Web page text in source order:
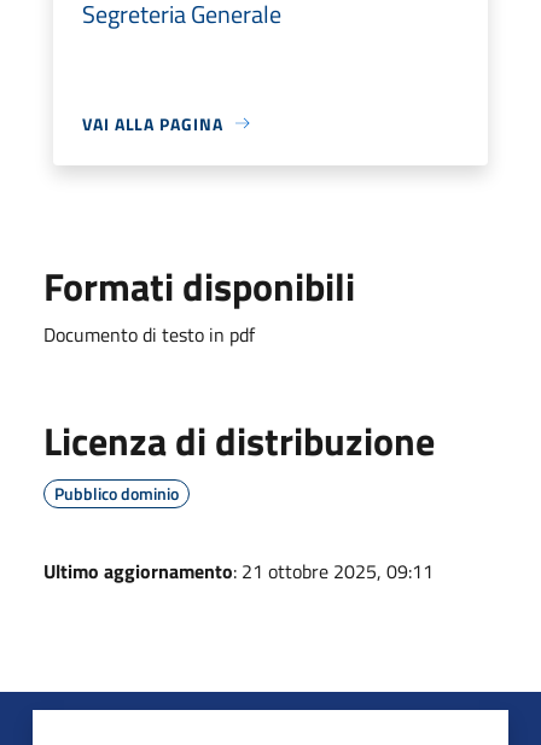
Segreteria Generale
VAI ALLA PAGINA
Formati disponibili
Documento di testo in pdf
Licenza di distribuzione
Pubblico dominio
Ultimo aggiornamento: 21 ottobre 2025, 09:11